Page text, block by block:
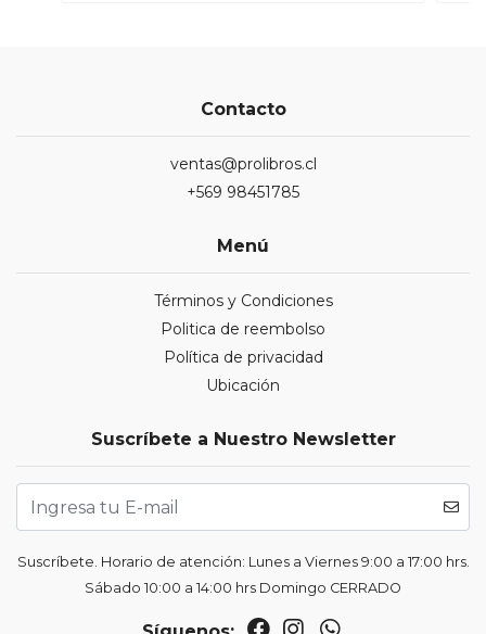
Contacto
ventas@prolibros.cl
+569 98451785
Menú
Términos y Condiciones
Politica de reembolso
Política de privacidad
Ubicación
Suscríbete a Nuestro Newsletter
Suscríbete. Horario de atención: Lunes a Viernes 9:00 a 17:00 hrs.
Sábado 10:00 a 14:00 hrs Domingo CERRADO